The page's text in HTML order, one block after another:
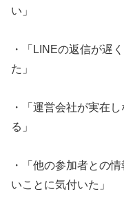
い」
・「LINEの返信が遅
た」
・「運営会社が実在
る」
・「他の参加者との
いことに気付いた」